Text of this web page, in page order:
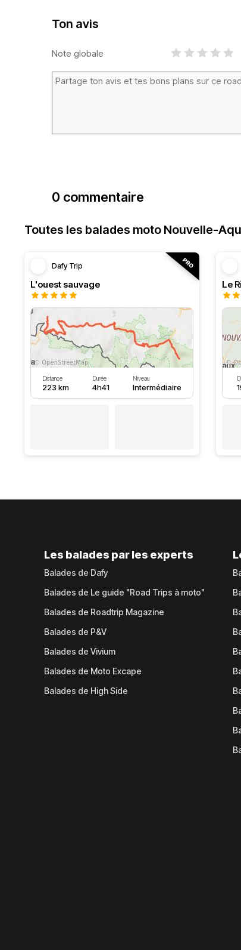
Ton avis
Note globale
0 commentaire
Toutes les balades moto Nouvelle-
Dafy Trip
L'ouest sauvage
Distance
223 km
Durée
4h41
Niveau
Intermédiaire
Le
Les balades par les experts
Balades de Dafy
Balades de Le guide "Road Trips à moto"
Balades de Roadtrip Magazine
Balades de P&V
Balades de Vivium
Balades de Moto Excape
Balades de High Side